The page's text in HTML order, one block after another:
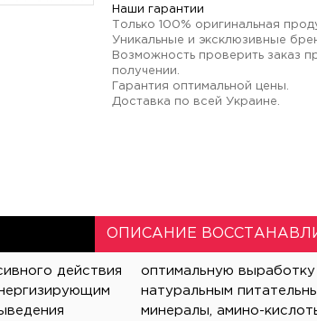
Наши гарантии
Только 100% оригинальная
Уникальные и эксклюзивные
Возможность проверить заказ
получении.
Гарантия оптимальной цены.
Доставка по всей Украине.
ОПИСАНИЕ
действия
благодаря
(витамины,
и липиды)
и наполняются
в контакте
синтез